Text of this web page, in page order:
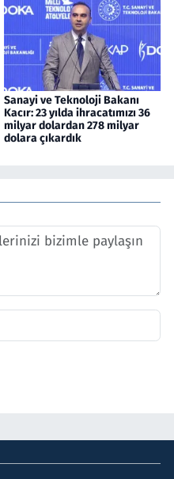
Sanayi ve Teknoloji Bakanı
Kacır: 23 yılda ihracatımızı 36
milyar dolardan 278 milyar
dolara çıkardık